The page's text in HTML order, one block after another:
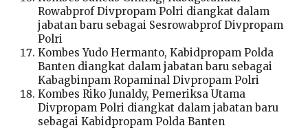
Rowabprof Divpropam Polri diangkat dalam
jabatan baru sebagai Sesrowabprof Divpropam
Polri
Kombes Yudo Hermanto, Kabidpropam Polda
Banten diangkat dalam jabatan baru sebagai
Kabagbinpam Ropaminal Divpropam Polri
Kombes Riko Junaldy, Pemeriksa Utama
Divpropam Polri diangkat dalam jabatan baru
sebagai Kabidpropam Polda Banten